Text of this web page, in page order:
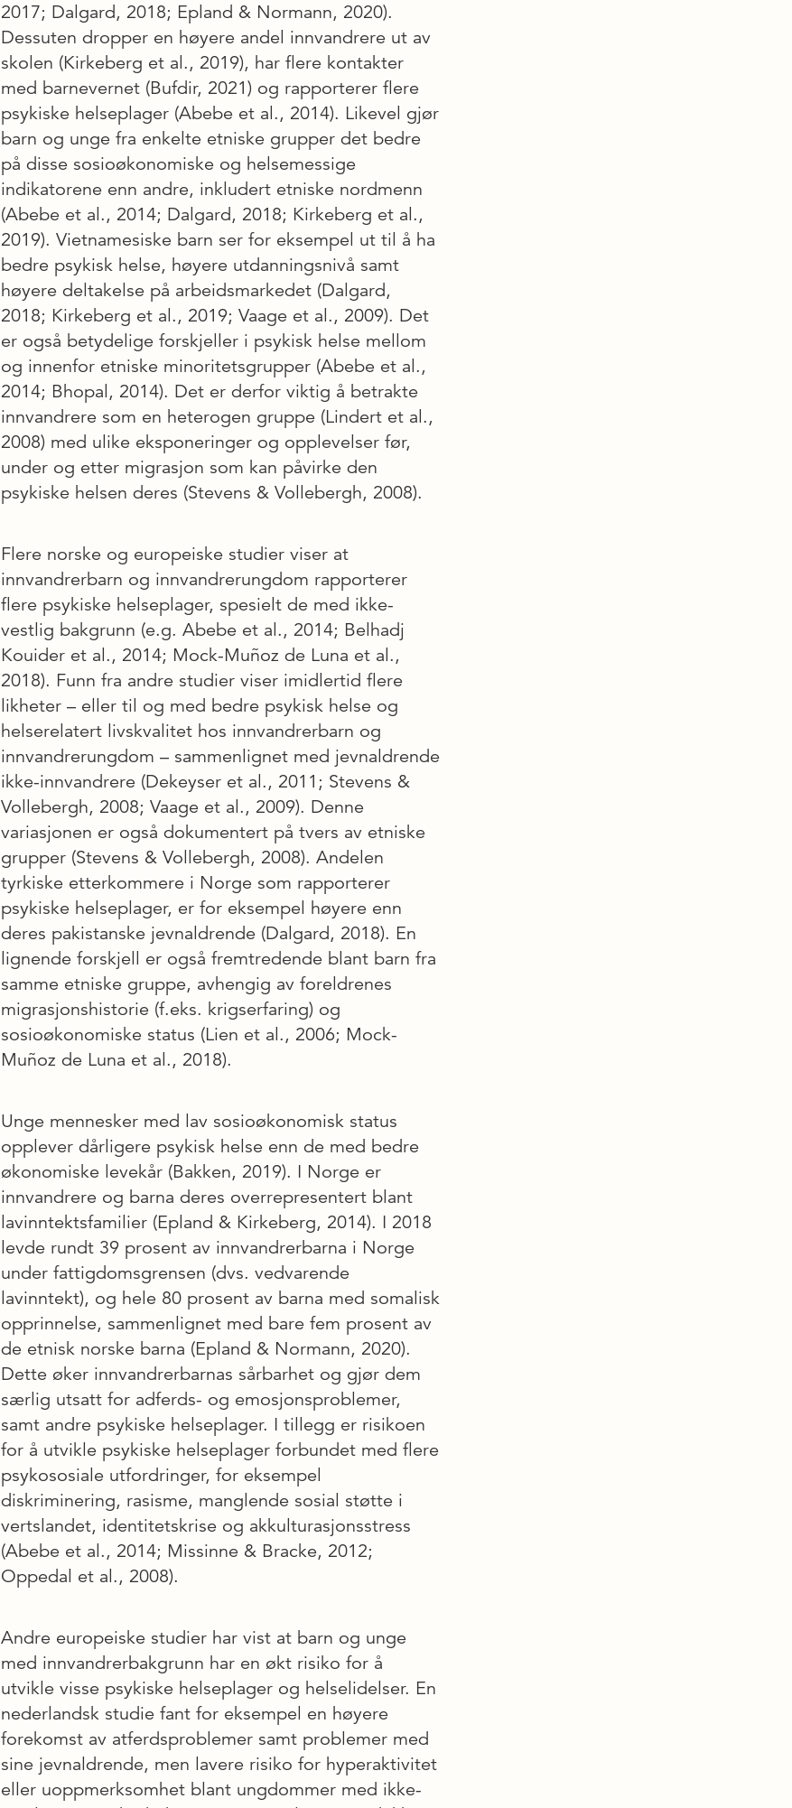
2017; Dalgard, 2018; Epland & Normann, 2020).
Dessuten dropper en høyere andel innvandrere ut av
skolen (Kirkeberg et al., 2019), har flere kontakter
med barnevernet (Bufdir, 2021) og rapporterer flere
psykiske helseplager (Abebe et al., 2014). Likevel gjør
barn og unge fra enkelte etniske grupper det bedre
på disse sosioøkonomiske og helsemessige
indikatorene enn andre, inkludert etniske nordmenn
(Abebe et al., 2014; Dalgard, 2018; Kirkeberg et al.,
2019). Vietnamesiske barn ser for eksempel ut til å ha
bedre psykisk helse, høyere utdanningsnivå samt
høyere deltakelse på arbeidsmarkedet (Dalgard,
2018; Kirkeberg et al., 2019; Vaage et al., 2009). Det
er også betydelige forskjeller i psykisk helse mellom
og innenfor etniske minoritetsgrupper (Abebe et al.,
2014; Bhopal, 2014). Det er derfor viktig å betrakte
innvandrere som en heterogen gruppe (Lindert et al.,
2008) med ulike eksponeringer og opplevelser før,
under og etter migrasjon som kan påvirke den
psykiske helsen deres (Stevens & Vollebergh, 2008).
Flere norske og europeiske studier viser at
innvandrerbarn og innvandrerungdom rapporterer
flere psykiske helseplager, spesielt de med ikke-
vestlig bakgrunn (e.g. Abebe et al., 2014; Belhadj
Kouider et al., 2014; Mock-Muñoz de Luna et al.,
2018). Funn fra andre studier viser imidlertid flere
likheter – eller til og med bedre psykisk helse og
helserelatert livskvalitet hos innvandrerbarn og
innvandrerungdom – sammenlignet med jevnaldrende
ikke-innvandrere (Dekeyser et al., 2011; Stevens &
Vollebergh, 2008; Vaage et al., 2009). Denne
variasjonen er også dokumentert på tvers av etniske
grupper (Stevens & Vollebergh, 2008). Andelen
tyrkiske etterkommere i Norge som rapporterer
psykiske helseplager, er for eksempel høyere enn
deres pakistanske jevnaldrende (Dalgard, 2018). En
lignende forskjell er også fremtredende blant barn fra
samme etniske gruppe, avhengig av foreldrenes
migrasjonshistorie (f.eks. krigserfaring) og
sosioøkonomiske status (Lien et al., 2006; Mock-
Muñoz de Luna et al., 2018).
Unge mennesker med lav sosioøkonomisk status
opplever dårligere psykisk helse enn de med bedre
økonomiske levekår (Bakken, 2019). I Norge er
innvandrere og barna deres overrepresentert blant
lavinntektsfamilier (Epland & Kirkeberg, 2014). I 2018
levde rundt 39 prosent av innvandrerbarna i Norge
under fattigdomsgrensen (dvs. vedvarende
lavinntekt), og hele 80 prosent av barna med somalisk
opprinnelse, sammenlignet med bare fem prosent av
de etnisk norske barna (Epland & Normann, 2020).
Dette øker innvandrerbarnas sårbarhet og gjør dem
særlig utsatt for adferds- og emosjonsproblemer,
samt andre psykiske helseplager. I tillegg er risikoen
for å utvikle psykiske helseplager forbundet med flere
psykososiale utfordringer, for eksempel
diskriminering, rasisme, manglende sosial støtte i
vertslandet, identitetskrise og akkulturasjonsstress
(Abebe et al., 2014; Missinne & Bracke, 2012;
Oppedal et al., 2008).
Andre europeiske studier har vist at barn og unge
med innvandrerbakgrunn har en økt risiko for å
utvikle visse psykiske helseplager og helselidelser. En
nederlandsk studie fant for eksempel en høyere
forekomst av atferdsproblemer samt problemer med
sine jevnaldrende, men lavere risiko for hyperaktivitet
eller uoppmerksomhet blant ungdommer med ikke-